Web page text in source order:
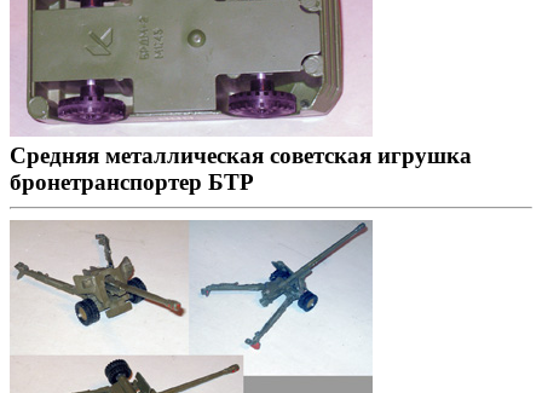
Средняя металлическая советская игрушка
бронетранспортер БТР